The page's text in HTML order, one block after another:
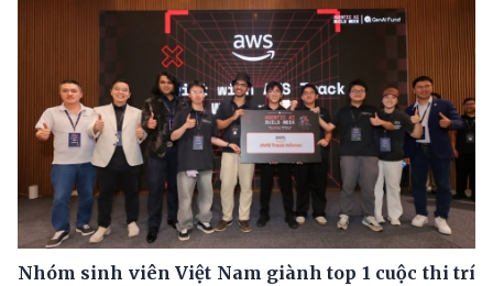
Nhóm sinh viên Việt Nam giành top 1 cuộc thi trí